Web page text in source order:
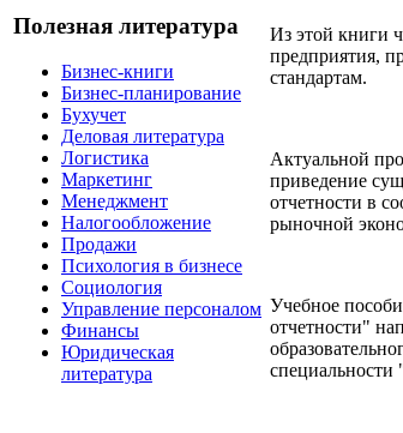
Полезная литература
Бизнес-книги
Бизнес-планирование
Бухучет
Деловая литература
Логистика
Маркетинг
Менеджмент
Налогообложение
Продажи
Психология в бизнесе
Социология
Управление персоналом
Финансы
Юридическая
литература
Из этой книги
предприятия,
стандартам.
Актуальной
приведение
отчетности в
рыночной
Учебное
отчетности"
специальности